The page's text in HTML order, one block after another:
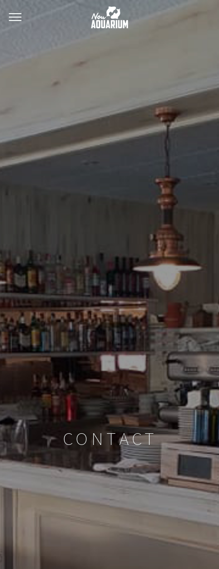
CONTACT